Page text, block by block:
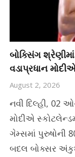
બોક્સિંગ
વડાપ્રધાન
August 2, 2026
નવી દિલ્હી, 02
મોદીએ
ગેમ્સમાં પુરુષોની
બદલ બોક્સર